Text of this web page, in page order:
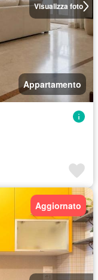
Visualizza foto
Appartamento
Aggiornato